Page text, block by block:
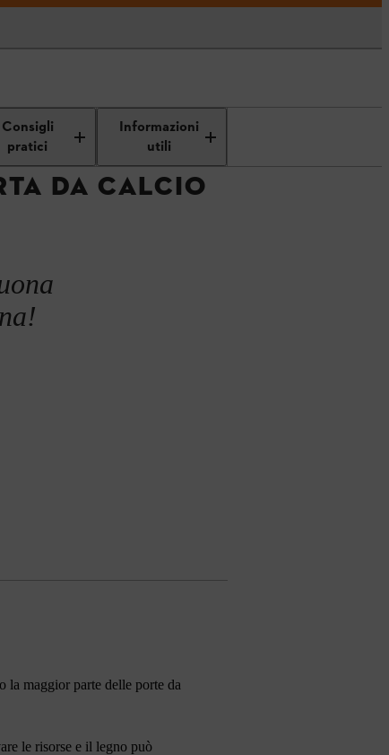
Consigli
pratici
Informazioni
utili
calcio
DA CALCIO
la maggior parte delle porte da
le risorse e il legno può